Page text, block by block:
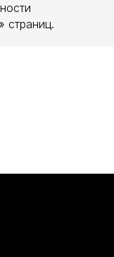
страниц.